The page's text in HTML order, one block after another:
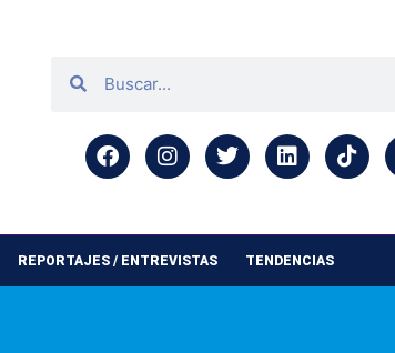
REPORTAJES / ENTREVISTAS TENDENCIAS